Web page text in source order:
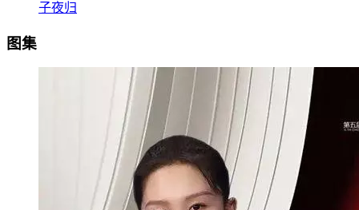
子夜归
图集